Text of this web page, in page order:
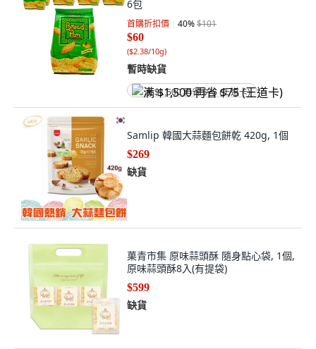
6包
首購折扣價 40%$101
$60
($2.38/10g)
暫時缺貨
满 $1,500 再省 $75 (王道卡)
Samlip 韓國大蒜麵包餅乾 420g, 1個
$269
缺貨
菓青市集 原味蒜頭酥 隨身點心袋, 1個,
原味蒜頭酥8入(有提袋)
$599
缺貨